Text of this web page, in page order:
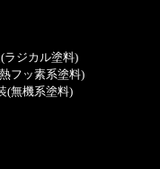
ラジカル塗料)
フッ素系塗料)
(無機系塗料)